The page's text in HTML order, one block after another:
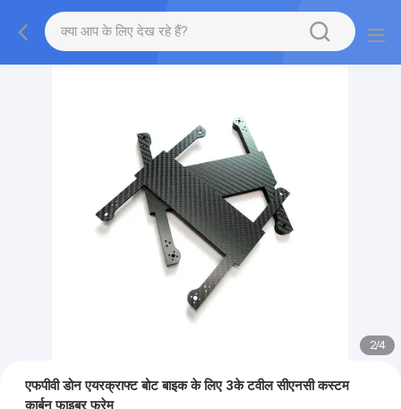
2/4
एफपीवी डोन एयरक्राफ्ट बोट बाइक के लिए 3के टवील सीएनसी कस्टम